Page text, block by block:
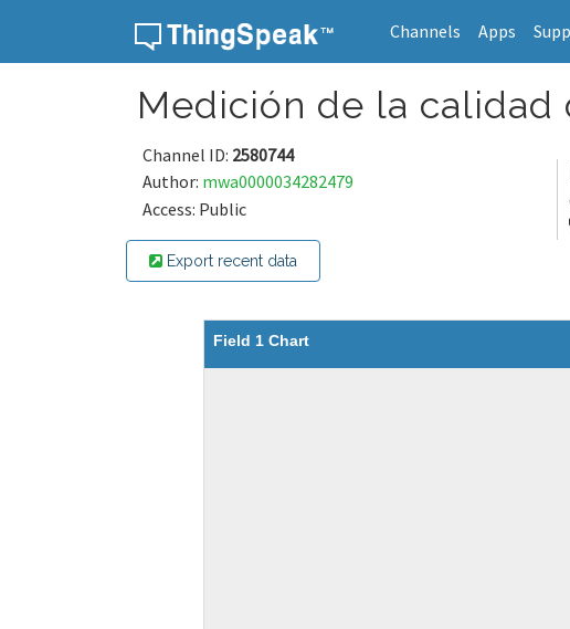
Channels Apps
Medición de la calidad
Channel ID: 2580744
Author: mwa0000034282479
Access: Public
Export recent data
Field 1 Chart